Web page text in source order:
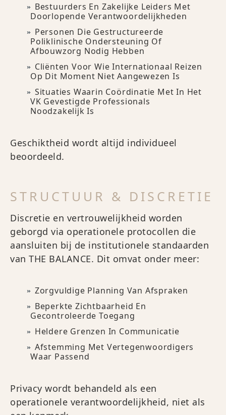
Bestuurders En Zakelijke Leiders Met
Doorlopende Verantwoordelijkheden
Personen Die Gestructureerde
Poliklinische Ondersteuning Of
Afbouwzorg Nodig Hebben
Cliënten Voor Wie Internationaal Reizen
Op Dit Moment Niet Aangewezen Is
Situaties Waarin Coördinatie Met In Het
VK Gevestigde Professionals
Noodzakelijk Is
Geschiktheid wordt altijd individueel
beoordeeld.
STRUCTUUR & DISCRETIE
Discretie en vertrouwelijkheid worden
geborgd via operationele protocollen die
aansluiten bij de institutionele standaarden
van THE BALANCE. Dit omvat onder meer:
Zorgvuldige Planning Van Afspraken
Beperkte Zichtbaarheid En
Gecontroleerde Toegang
Heldere Grenzen In Communicatie
Afstemming Met Vertegenwoordigers
Waar Passend
Privacy wordt behandeld als een
operationele verantwoordelijkheid, niet als